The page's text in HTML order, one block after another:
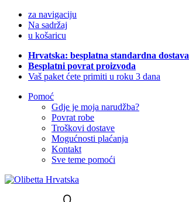
za navigaciju
Na sadržaj
u košaricu
Hrvatska: besplatna standardna dostava
Besplatni povrat proizvoda
Vaš paket ćete primiti u roku 3 dana
Pomoć
Gdje je moja narudžba?
Povrat robe
Troškovi dostave
Mogućnosti plaćanja
Kontakt
Sve teme pomoći